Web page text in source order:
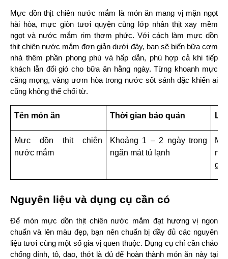
Mực dồn thịt chiên nước mắm là món ăn mang vị mặn ngọt
hài hòa, mực giòn tươi quyện cùng lớp nhân thịt xay mềm
ngọt và nước mắm rim thơm phức. Với cách làm mực dồn
thịt chiên nước mắm đơn giản dưới đây, bạn sẽ biến bữa cơm
nhà thêm phần phong phú và hấp dẫn, phù hợp cả khi tiếp
khách lẫn đổi gió cho bữa ăn hằng ngày. Từng khoanh mực
căng mọng, vàng ươm hòa trong nước sốt sánh đặc khiến ai
cũng không thể chối từ.
Tên món ăn Thời gian bảo quản
Mực dồn thịt chiên
nước mắm
Khoảng 1 – 2 ngày trong
ngăn mát tủ lạnh
giữ
Nguyên liệu và dụng cụ cần có
Để món mực dồn thịt chiên nước mắm đạt hương vị ngon
chuẩn và lên màu đẹp, bạn nên chuẩn bị đầy đủ các nguyên
liệu tươi cùng một số gia vị quen thuộc. Dụng cụ chỉ cần chảo
chống dính, tô, dao, thớt là đủ để hoàn thành món ăn này tại